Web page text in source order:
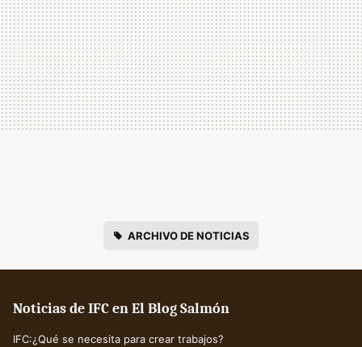
ARCHIVO DE NOTICIAS
Noticias de IFC en El Blog Salmón
IFC:¿Qué se necesita para crear trabajos?